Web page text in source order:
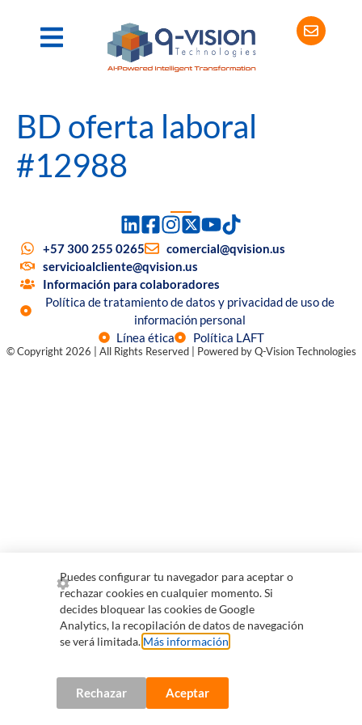
BD oferta laboral
#12988
+57 300 255 0265
comercial@qvision.us
servicioalcliente@qvision.us
Información para colaboradores
Política de tratamiento de datos y privacidad de uso de
información personal
Línea ética
Política LAFT
© Copyright 2026 | All Rights Reserved | Powered by Q-Vision Technologies
Puedes configurar tu navegador para aceptar o
rechazar cookies en cualquier momento. Si
decides bloquear las cookies de Google
Analytics, la recopilación de datos de navegación
se verá limitada. Más información
Rechazar Aceptar